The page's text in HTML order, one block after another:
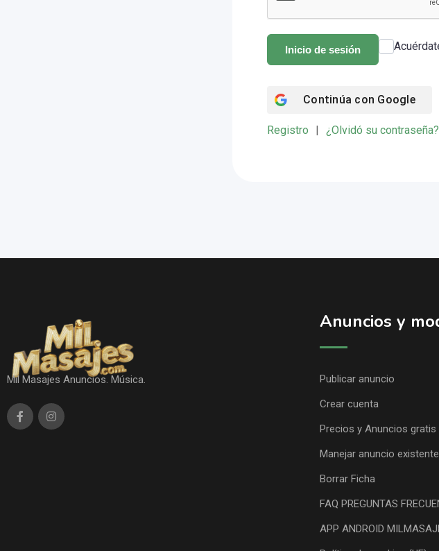
Inicio de sesión
Continúa con Google
Registro | ¿Olvidó su contraseña?
Mil Masajes Anuncios. Música.
Anuncios y
Publicar anuncio
Crear cuenta
Precios y Anuncios gratis
Manejar anuncio existente
Borrar Ficha
FAQ PREGUNTAS
APP ANDROID